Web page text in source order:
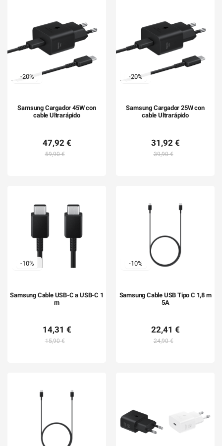
-20%
Samsung Cargador 45W con
cable Ultrarápido
47,92 €
59,90 €
-20%
Samsung Cargador 25W con
cable Ultrarápido
31,92 €
39,90 €
-10%
Samsung Cable USB-C a USB-C 1
m
14,31 €
15,90 €
-10%
Samsung Cable USB Tipo C 1,8 m
5A
22,41 €
24,90 €